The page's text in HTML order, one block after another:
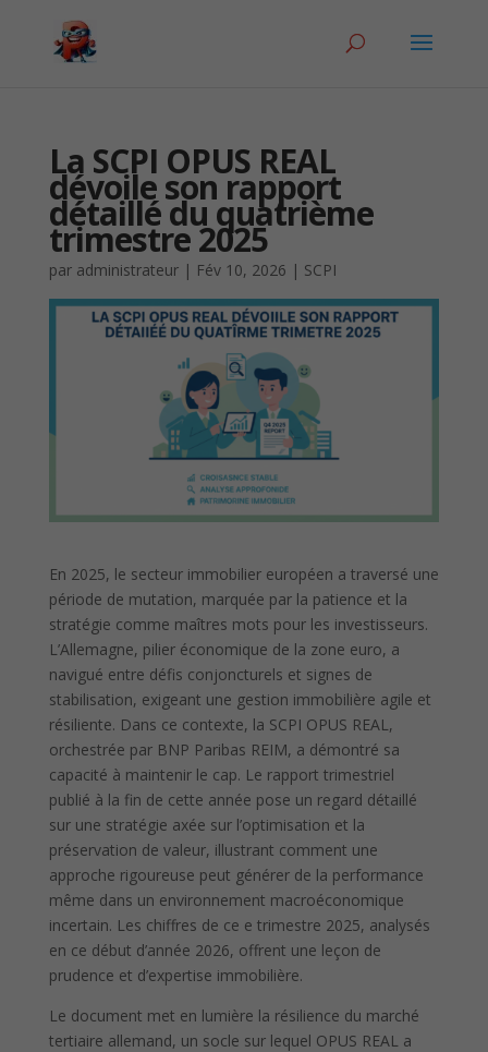
La SCPI OPUS REAL
dévoile son rapport
détaillé du quatrième
trimestre 2025
par administrateur| Fév 10, 2026 | SCPI
En 2025, le secteur immobilier européen a traversé une
période de mutation, marquée par la patience et la
stratégie comme maîtres mots pour les investisseurs.
L’Allemagne, pilier économique de la zone euro, a
navigué entre défis conjoncturels et signes de
stabilisation, exigeant une gestion immobilière agile et
résiliente. Dans ce contexte, la SCPI OPUS REAL,
orchestrée par BNP Paribas REIM, a démontré sa
capacité à maintenir le cap. Le rapport trimestriel
publié à la fin de cette année pose un regard détaillé
sur une stratégie axée sur l’optimisation et la
préservation de valeur, illustrant comment une
approche rigoureuse peut générer de la performance
même dans un environnement macroéconomique
incertain. Les chiffres de ce e trimestre 2025, analysés
en ce début d’année 2026, offrent une leçon de
prudence et d’expertise immobilière.
Le document met en lumière la résilience du marché
tertiaire allemand, un socle sur lequel OPUS REAL a